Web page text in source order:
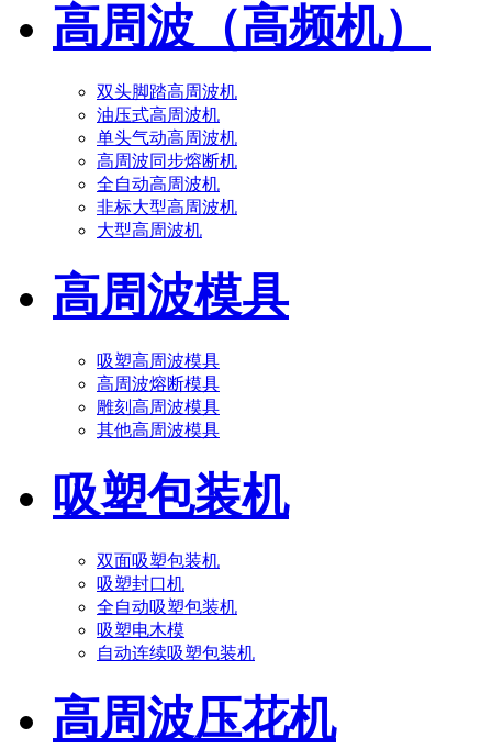
高周波（高频机）
双头脚踏高周波机
油压式高周波机
单头气动高周波机
高周波同步熔断机
全自动高周波机
非标大型高周波机
大型高周波机
高周波模具
吸塑高周波模具
高周波熔断模具
雕刻高周波模具
其他高周波模具
吸塑包装机
双面吸塑包装机
吸塑封口机
全自动吸塑包装机
吸塑电木模
自动连续吸塑包装机
高周波压花机